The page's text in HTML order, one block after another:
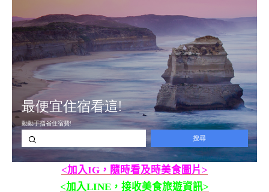
<加入IG，隨時看及時美食圖片>
<加入LINE，接收美食旅遊資訊>